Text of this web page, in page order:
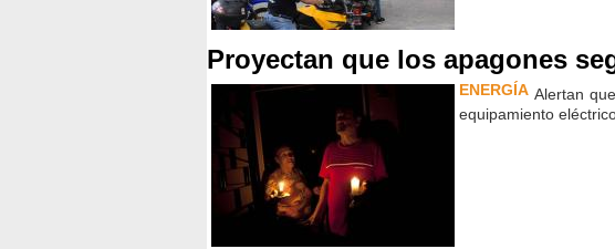
Proyectan que los apagones
ENERGÍA Alertan
equipamiento